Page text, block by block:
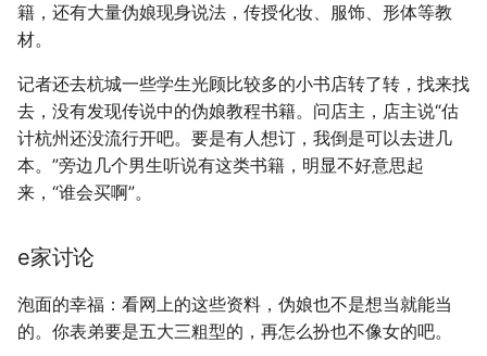
籍，还有大量伪娘现身说法，传授化妆、服饰、形体等教
材。
记者还去杭城一些学生光顾比较多的小书店转了转，找来找
去，没有发现传说中的伪娘教程书籍。问店主，店主说“估
计杭州还没流行开吧。要是有人想订，我倒是可以去进几
本。”旁边几个男生听说有这类书籍，明显不好意思起
来，“谁会买啊”。
e家讨论
泡面的幸福：看网上的这些资料，伪娘也不是想当就能当
的。你表弟要是五大三粗型的，再怎么扮也不像女的吧。